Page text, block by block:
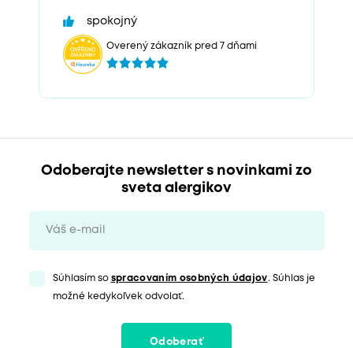
spokojný
Overený zákazník pred 7 dňami
Odoberajte newsletter s novinkami zo
sveta alergikov
Súhlasím so spracovaním osobných údajov. Súhlas je
možné kedykoľvek odvolať.
Odoberať